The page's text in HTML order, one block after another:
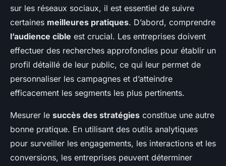
sur les réseaux sociaux, il est essentiel de suivre
certaines meilleures pratiques. D’abord, comprendre
l’audience cible est crucial. Les entreprises doivent
effectuer des recherches approfondies pour établir un
profil détaillé de leur public, ce qui leur permet de
personnaliser les campagnes et d’atteindre
efficacement les segments les plus pertinents.
Mesurer le succès des stratégies constitue une autre
bonne pratique. En utilisant des outils analytiques
pour surveiller les engagements, les interactions et les
conversions, les entreprises peuvent déterminer